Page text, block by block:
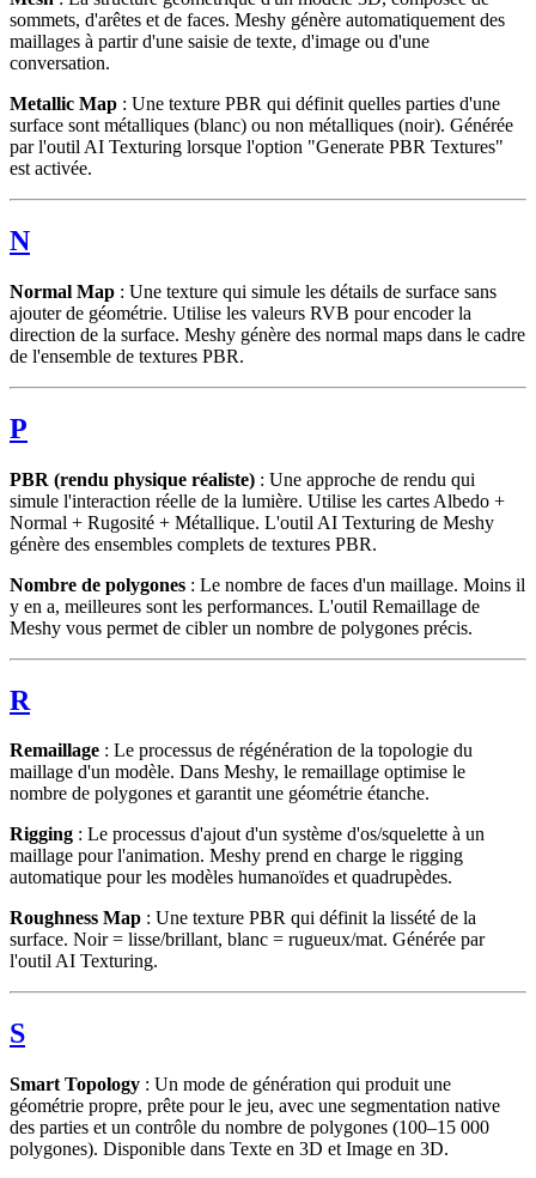
sommets, d'arêtes et de faces. Meshy génère automatiquement des
maillages à partir d'une saisie de texte, d'image ou d'une
conversation.
Metallic Map : Une texture PBR qui définit quelles parties d'une
surface sont métalliques (blanc) ou non métalliques (noir). Générée
par l'outil AI Texturing lorsque l'option "Generate PBR Textures"
est activée.
N
Normal Map : Une texture qui simule les détails de surface sans
ajouter de géométrie. Utilise les valeurs RVB pour encoder la
direction de la surface. Meshy génère des normal maps dans le cadre
de l'ensemble de textures PBR.
P
PBR (rendu physique réaliste) : Une approche de rendu qui
simule l'interaction réelle de la lumière. Utilise les cartes Albedo +
Normal + Rugosité + Métallique. L'outil AI Texturing de Meshy
génère des ensembles complets de textures PBR.
Nombre de polygones : Le nombre de faces d'un maillage. Moins il
y en a, meilleures sont les performances. L'outil Remaillage de
Meshy vous permet de cibler un nombre de polygones précis.
R
Remaillage : Le processus de régénération de la topologie du
maillage d'un modèle. Dans Meshy, le remaillage optimise le
nombre de polygones et garantit une géométrie étanche.
Rigging : Le processus d'ajout d'un système d'os/squelette à un
maillage pour l'animation. Meshy prend en charge le rigging
automatique pour les modèles humanoïdes et quadrupèdes.
Roughness Map : Une texture PBR qui définit la lissété de la
surface. Noir = lisse/brillant, blanc = rugueux/mat. Générée par
l'outil AI Texturing.
S
Smart Topology : Un mode de génération qui produit une
géométrie propre, prête pour le jeu, avec une segmentation native
des parties et un contrôle du nombre de polygones (100–15 000
polygones). Disponible dans Texte en 3D et Image en 3D.